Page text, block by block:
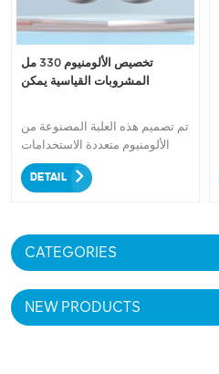
تخصيص الألومنيوم 330 مل
المشروبات القياسية يمكن
تم تصميم هذه العلبة المصنوعة من
الألومنيوم متعددة الاستخدامات
والموثوقة لمجموعة واسعة من
المشروبات، بما في ذلك
من الألومنيوم عالي الجودة، مما
يضمن حماية ونضارة مشروبك. مع
خيارات العلامة التجارية القابلة
للتخصيص، يمكنك عرض شعارك
وتصميمك الفريد، مما يعزز رؤية
العلامة التجارية. الحجم القياسي
DETAIL
CATEGORIES
NEW PRODUCTS